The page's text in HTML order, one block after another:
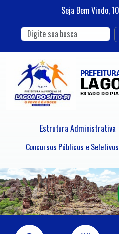
Seja Bem Vindo,10
Estrutura Administrativa
Concursos Públicos e Seletivos